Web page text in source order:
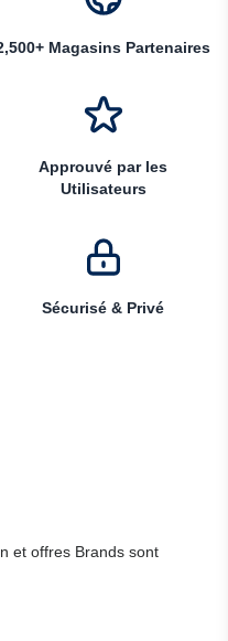
Magasins Partenaires
Approuvé par les
Utilisateurs
Sécurisé & Privé
et offres Brands sont